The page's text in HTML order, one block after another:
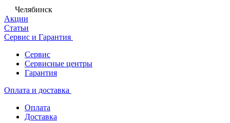
Челябинск
Акции
Статьи
Сервис и Гарантия
Сервис
Сервисные центры
Гарантия
Оплата и доставка
Оплата
Доставка